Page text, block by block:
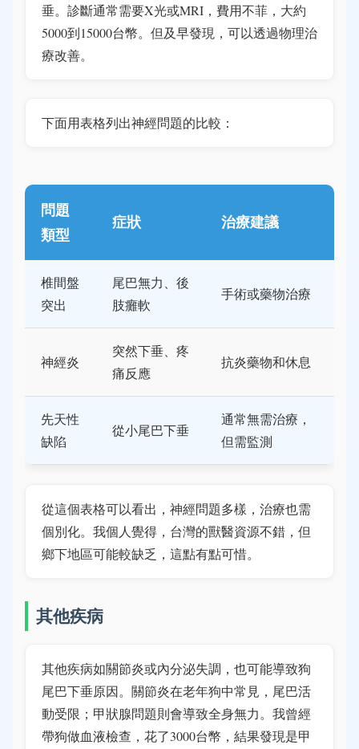
垂。診斷通常需要X光或MRI，費用不菲，大約
5000到15000台幣。但及早發現，可以透過物理治
療改善。
下面用表格列出神經問題的比較：
問題
類型
症狀 治療建議
椎間盤
突出
尾巴無力、後
肢癱軟
手術或藥物治療
神經炎
突然下垂、疼
痛反應
抗炎藥物和休息
先天性
缺陷
從小尾巴下垂
通常無需治療，
但需監測
從這個表格可以看出，神經問題多樣，治療也需
個別化。我個人覺得，台灣的獸醫資源不錯，但
鄉下地區可能較缺乏，這點有點可惜。
其他疾病
其他疾病如關節炎或內分泌失調，也可能導致狗
尾巴下垂原因。關節炎在老年狗中常見，尾巴活
動受限；甲狀腺問題則會導致全身無力。我曾經
帶狗做血液檢查，花了3000台幣，結果發現是甲